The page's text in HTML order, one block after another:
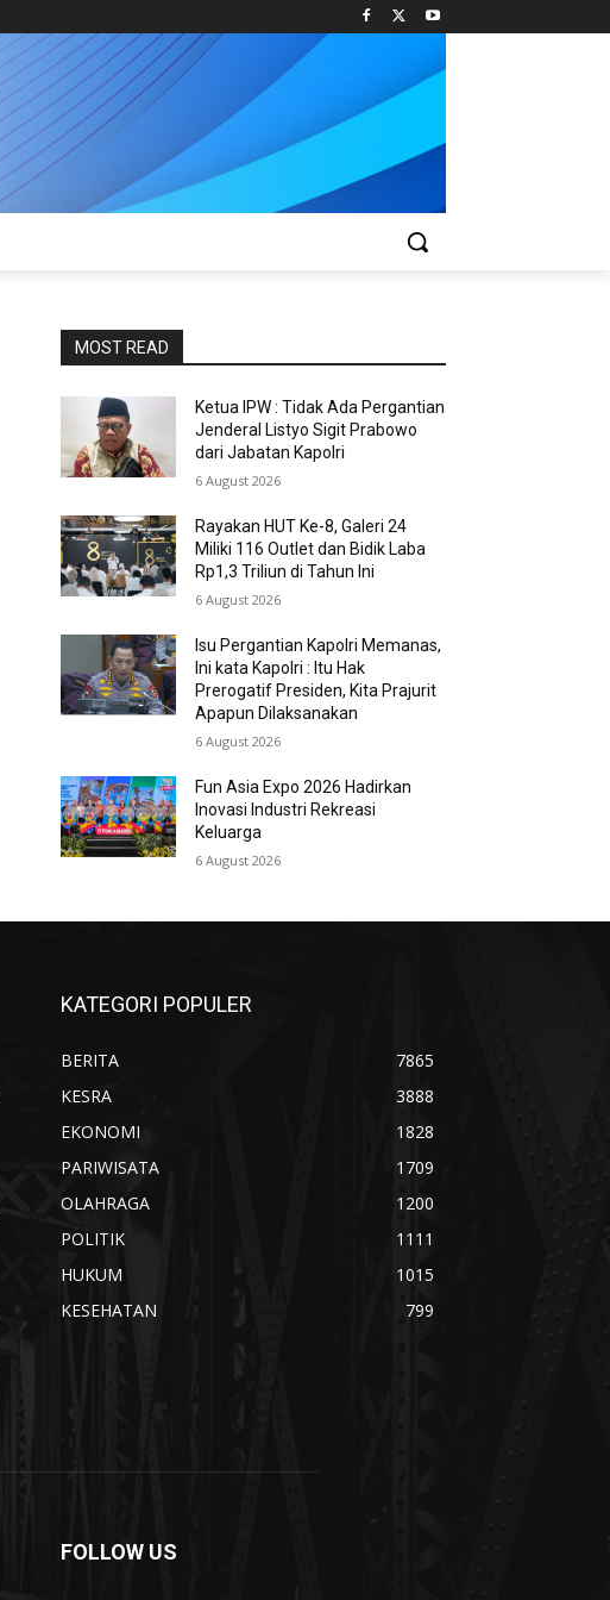
MOST READ
Ketua IPW : Tidak Ada Pergantian
Jenderal Listyo Sigit Prabowo
dari Jabatan Kapolri
6 August 2026
Rayakan HUT Ke-8, Galeri 24
Miliki 116 Outlet dan Bidik Laba
Rp1,3 Triliun di Tahun Ini
6 August 2026
Isu Pergantian Kapolri Memanas,
Ini kata Kapolri : Itu Hak
Prerogatif Presiden, Kita Prajurit
Apapun Dilaksanakan
6 August 2026
Fun Asia Expo 2026 Hadirkan
Inovasi Industri Rekreasi
Keluarga
6 August 2026
KATEGORI POPULER
BERITA
7865
KESRA
3888
EKONOMI
1828
PARIWISATA
1709
OLAHRAGA
1200
POLITIK
1111
HUKUM
1015
KESEHATAN
799
FOLLOW US